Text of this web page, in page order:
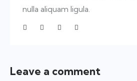
nulla aliquam ligula.
Leave a comment